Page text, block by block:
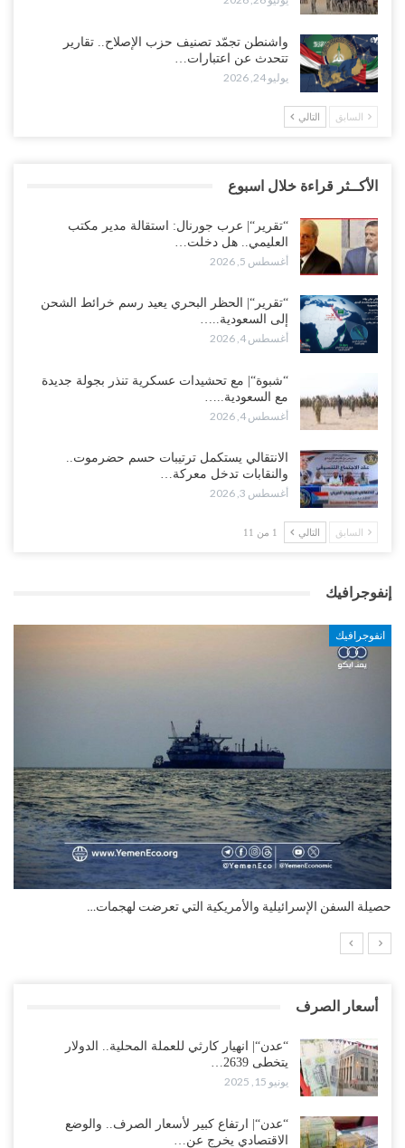
واشنطن تجمّد تصنيف حزب الإصلاح.. تقارير
تتحدث عن اعتبارات…
يوليو 24, 2026
السابق التالي
الأكــثر قراءة خلال اسبوع
“تقرير“| عرب جورنال: استقالة مدير مكتب
العليمي.. هل دخلت…
أغسطس 5, 2026
“تقرير“| الحظر البحري يعيد رسم خرائط الشحن
إلى السعودية..…
أغسطس 4, 2026
“شبوة“| مع تحشيدات عسكرية تنذر بجولة جديدة
مع السعودية..…
أغسطس 4, 2026
الانتقالي يستكمل ترتيبات حسم حضرموت..
والنقابات تدخل معركة…
أغسطس 3, 2026
السابق التالي 1 من 11
إنفوجرافيك
انفوجرافيك
التضخم السنوي لمنطقة اليورو.. “إنفوجرافيك“..!
أسعار الصرف
“عدن“| انهيار كارثي للعملة المحلية.. الدولار
يتخطى 2639…
يونيو 15, 2025
“عدن“| ارتفاع كبير لأسعار الصرف.. والوضع
الاقتصادي يخرج عن…